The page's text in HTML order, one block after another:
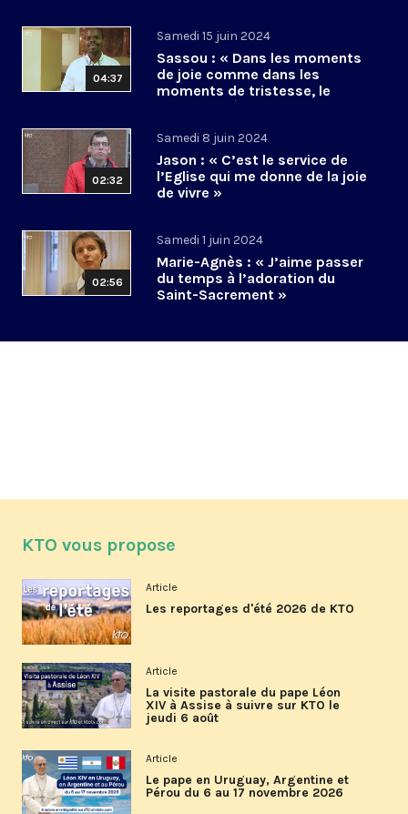
04:37
Samedi 15 juin 2024
Sassou : « Dans les moments
de joie comme dans les
moments de tristesse, le
Christ est là »
02:32
Samedi 8 juin 2024
Jason : « C’est le service de
l’Eglise qui me donne de la joie
de vivre »
02:56
Samedi 1 juin 2024
Marie-Agnès : « J’aime passer
du temps à l’adoration du
Saint-Sacrement »
KTO vous propose
Article
Les reportages d'été 2026 de KTO
Article
La visite pastorale du pape Léon
XIV à Assise à suivre sur KTO le
jeudi 6 août
Article
Le pape en Uruguay, Argentine et
Pérou du 6 au 17 novembre 2026